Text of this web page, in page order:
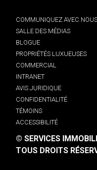
COMMUNIQUEZ AVEC NOUS
SALLE DES MÉDIAS
BLOGUE
PROPRIÉTÉS LUXUEUSES
COMMERCIAL
INTRANET
AVIS JURIDIQUE
CONFIDENTIALITÉ
TÉMOINS
ACCESSIBILITÉ
© SERVICES
TOUS DROITS